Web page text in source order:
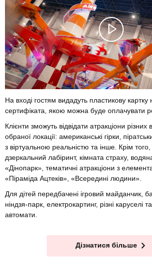
На вході гостям видадуть пластикову картку
сертифіката, якою можна буде оплачувати
Клієнти зможуть відвідати атракціони різних
обраної локації: американські гірки,
з віртуальною реальністю та інше. Крім
дзеркальний лабіринт, кімната страху,
«Дінопарк», тематичні атракціони з
«Піраміда Ацтеків», «Всередині людини».
Для дітей передбачені ігровий майданчик,
ніндзя-парк, електрокартинг, різні каруселі та
автомати.
Дізнатися більше